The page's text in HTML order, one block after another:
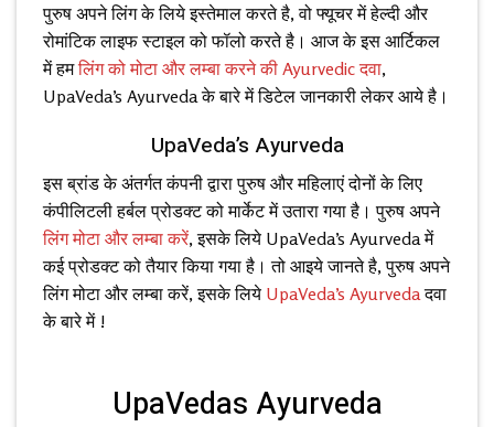
पुरुष अपने लिंग के लिये इस्तेमाल करते है, वो फ्यूचर में हेल्दी और
रोमांटिक लाइफ स्टाइल को फॉलो करते है। आज के इस आर्टिकल
में हमलिंग को मोटा और लम्बा करने की Ayurvedic दवा,
UpaVeda’s Ayurvedaके बारे में डिटेल जानकारी लेकर आये है।
UpaVeda’s Ayurveda
इस ब्रांड के अंतर्गत कंपनी द्वारा पुरुष और महिलाएं दोनों के लिए
कंपीलिटली हर्बल प्रोडक्ट को मार्केट में उतारा गया है। पुरुष अपने
लिंग मोटा और लम्बा करें, इसके लिये UpaVeda’s Ayurvedaमें
कई प्रोडक्ट को तैयार किया गया है। तो आइये जानते है, पुरुष अपने
लिंग मोटा और लम्बा करें, इसके लिये UpaVeda’s Ayurvedaदवा
के बारे में !
UpaVedas Ayurveda